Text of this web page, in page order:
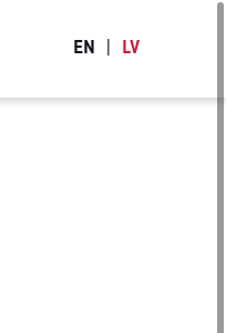
EN LV